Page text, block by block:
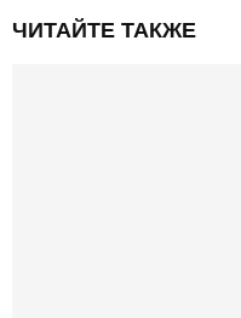
ЧИТАЙТЕ ТАКЖЕ